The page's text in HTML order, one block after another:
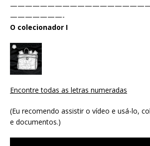
———————-
O colecionador I
Encontre todas as letras numeradas
(Eu recomendo assistir o vídeo e usá-lo,
e documentos.)